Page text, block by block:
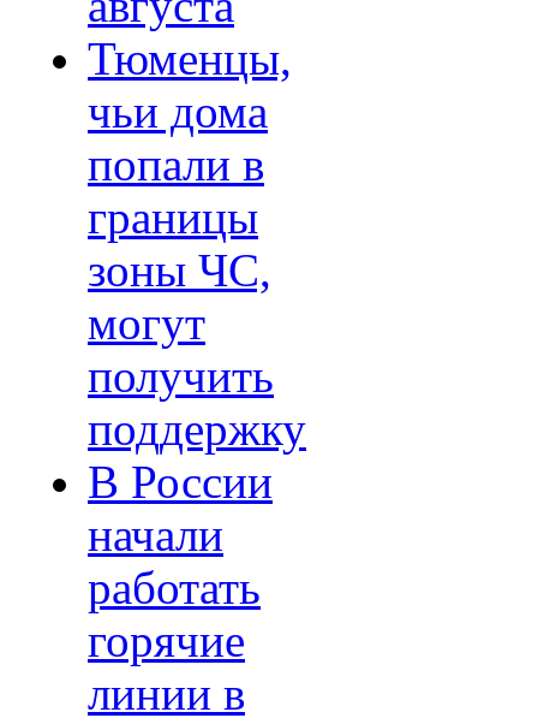
Тюменцы,
чьи дома
попали в
границы
зоны ЧС,
могут
получить
поддержку
В России
начали
работать
горячие
линии в